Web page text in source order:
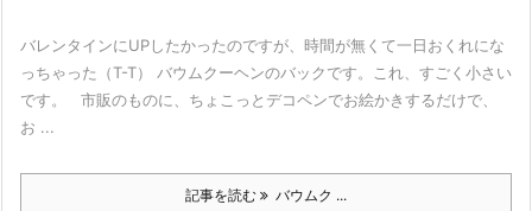
バレンタインにUPしたかったのですが、時間が無くて一日おくれにな
っちゃった（T-T） バウムクーヘンのバックです。これ、すごく小さい
です。 市販のものに、ちょこっとデコペンでお絵かきするだけで、
お ...
記事を読む バウムク ...